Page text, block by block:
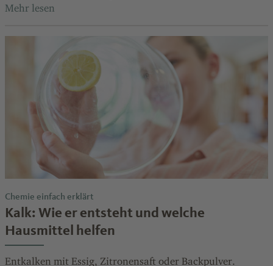
Chemie einfach erklärt
Kalk: Wie er entsteht und welche
Hausmittel helfen
Entkalken mit Essig, Zitronensaft oder Backpulver.